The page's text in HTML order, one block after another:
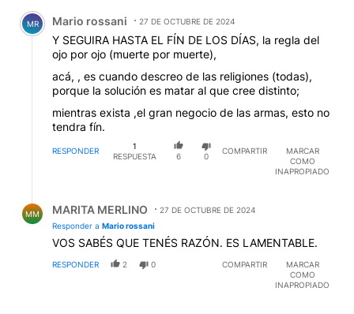
Comentario de Mario rossani.
MR Mario rossani 27 DE OCTUBRE DE 2024
Y SEGUIRA HASTA EL FÍN DE LOS DÍAS, la regla del
ojo por ojo (muerte por muerte),
acá, , es cuando descreo de las religiones (todas),
porque la solución es matar al que cree distinto;
mientras exista ,el gran negocio de las armas, esto no
tendra fín.
RESPONDER
1
RESPUESTA
6 0
COMPARTIR
MARCAR
COMO
INAPROPIADO
MM MARITA MERLINO
27 DE OCTUBRE DE 2024
Responder a Mario rossani
VOS SABÉS QUE TENÉS RAZÓN. ES LAMENTABLE.
RESPONDER 2 0 COMPARTIR
MARCAR
COMO
INAPROPIADO